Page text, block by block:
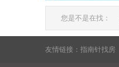
您是不是在找：
友情链接： 指南针找房